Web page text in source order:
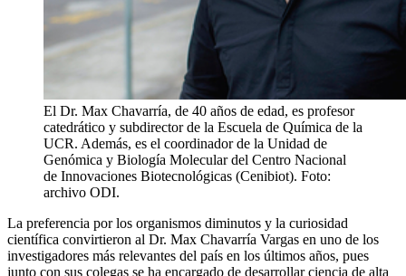
El Dr. Max Chavarría, de 40 años de edad, es profesor
catedrático y subdirector de la Escuela de Química de la
UCR. Además, es el coordinador de la Unidad de
Genómica y Biología Molecular del Centro Nacional
de Innovaciones Biotecnológicas (Cenibiot). Foto:
archivo ODI.
La preferencia por los organismos diminutos y la curiosidad
científica convirtieron al Dr. Max Chavarría Vargas en uno de los
investigadores más relevantes del país en los últimos años, pues
junto con sus colegas se ha encargado de desarrollar ciencia de alta